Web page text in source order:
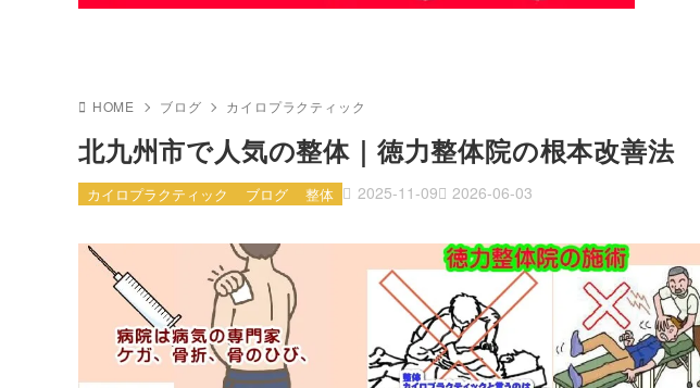
HOME ブログ カイロプラクティック
北九州市で人気の整体｜徳力整体院の根本改善法
2025-11-09 2026-06-03
カイロプラクティック ブログ 整体